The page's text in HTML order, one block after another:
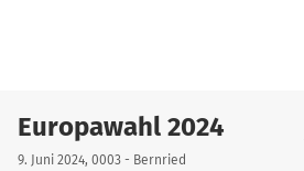
Europawahl 2024
9. Juni 2024, 0003 - Bernried